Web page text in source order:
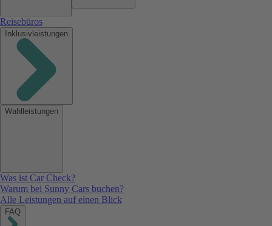
Reisebüros
Inklusivleistungen
Wahlleistungen
Was ist Car Check?
Warum bei Sunny Cars buchen?
Alle Leistungen auf einen Blick
FAQ